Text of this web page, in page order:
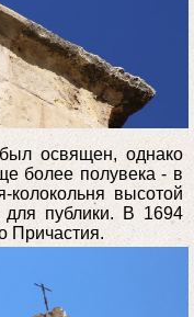
освящен, однако
более полувека - в
высотой
публики. В 1694
Причастия.